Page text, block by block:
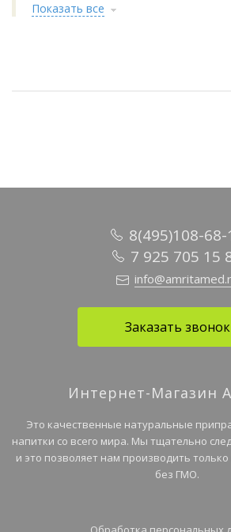
Показать все
8(495)108-68-
7 925 705 15
Заказать звонок
Интернет-Магазин
Это качественные натуральные
напитки со всего мира. Мы тщательно
и это позволяет нам производить
без ГМО.